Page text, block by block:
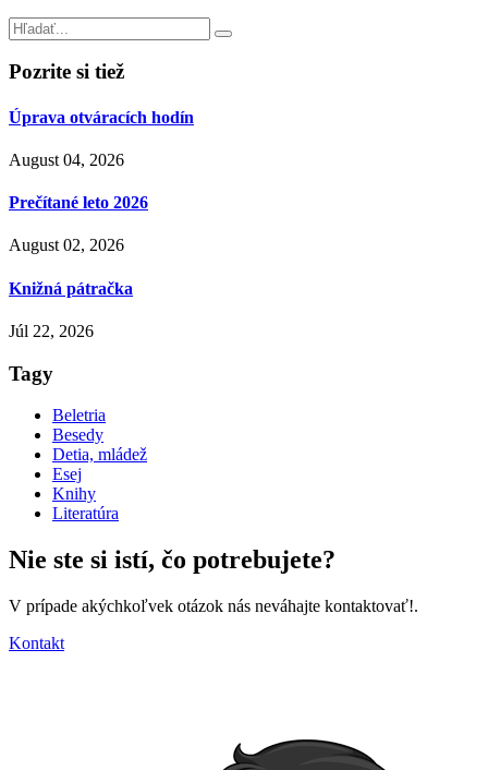
Pozrite si tiež
Úprava otváracích hodín
August 04, 2026
Prečítané leto 2026
August 02, 2026
Knižná pátračka
Júl 22, 2026
Tagy
Beletria
Besedy
Detia, mládež
Esej
Knihy
Literatúra
Nie ste si istí, čo potrebujete?
V prípade akýchkoľvek otázok nás neváhajte kontaktovať!.
Kontakt